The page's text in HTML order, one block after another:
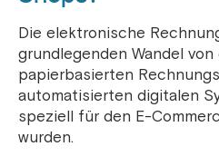
Die elektronische
grundlegenden Wandel
papierbasierten
automatisierten digitalen
speziell für den E-
wurden.